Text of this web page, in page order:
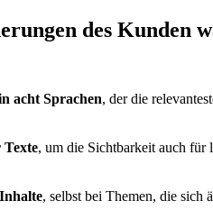
des Kunden
acht Sprachen, der die
, um die Sichtbarkeit auch für
, selbst bei Themen, die sich